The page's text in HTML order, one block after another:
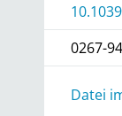
0267-
Datei